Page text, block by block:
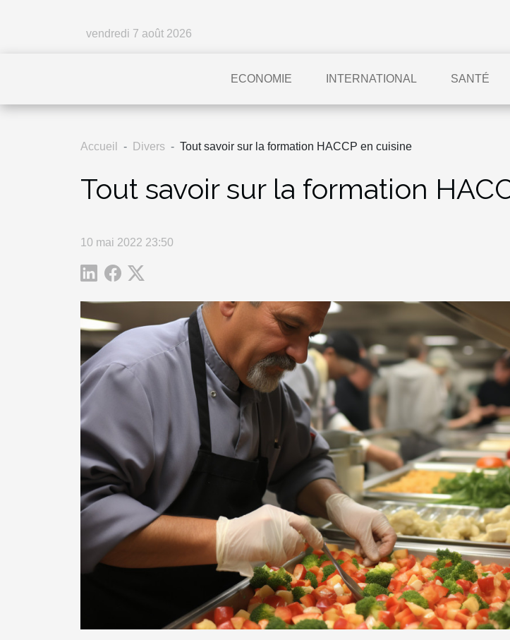
vendredi 7 août 2026
ECONOMIE INTERNATIONAL SANTÉ
Accueil Divers Tout savoir sur la formation HACCP en cuisine
Tout savoir sur la formation
10 mai 2022 23:50